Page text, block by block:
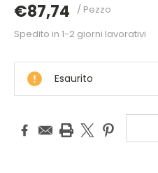
€87,74 / Pezzo
DISPONIBILE
Spedito in 1-2 giorni lavorativi
Esaurito